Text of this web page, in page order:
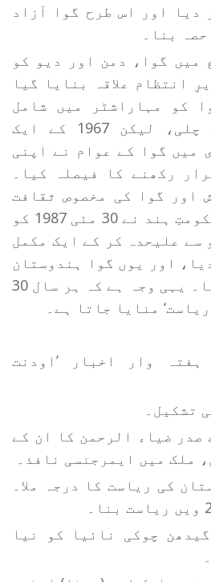
دیا اور اس طرح گوا آزاد
بنا۔
میں گوا، دمن اور دیو کو
انتظام علاقہ بنایا گیا
کو مہاراشٹر میں شامل
کرنے کی بات بھی چلی، لیکن 1967 کے ایک
میں گوا کے عوام نے اپنی
رکھنے کا فیصلہ کیا۔
اور گوا کی مخصوص ثقافت
کو دیکھتے ہوئے، حکومتِ ہند نے 30 مئی 1987 کو
سے علیحدہ کر کے ایک مکمل
اور یوں گوا ہندوستان
کی 26 ویں ریاست بنا۔ یہی وجہ ہے کہ ہر سال 30
منایا جاتا ہے۔
ہفتہ وار اخبار ’اودنت
کے صدر ضیاء الرحمن کا ان کے
کی ریاست کا درجہ ملا۔
بچے گیدھن چوکی نائیا کو نیا